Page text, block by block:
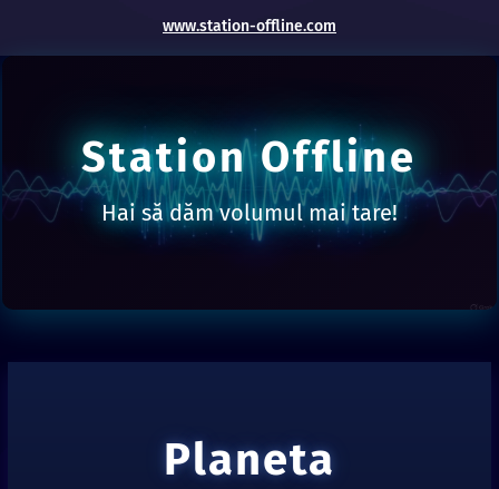
www.station-offline.com
Station Offline
Hai să dăm volumul mai tare!
Planeta